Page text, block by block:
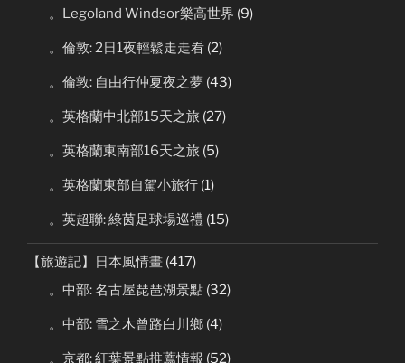
。Legoland Windsor樂高世界 (9)
。倫敦: 2日1夜輕鬆走走看 (2)
。倫敦: 自由行仲夏夜之夢 (43)
。英格蘭中北部15天之旅 (27)
。英格蘭東南部16天之旅 (5)
。英格蘭東部自駕小旅行 (1)
。英超聯: 綠茵足球場巡禮 (15)
【旅遊記】日本風情畫 (417)
。中部: 名古屋琵琶湖景點 (32)
。中部: 雪之木曾路白川鄉 (4)
。京都: 紅葉景點推薦情報 (52)